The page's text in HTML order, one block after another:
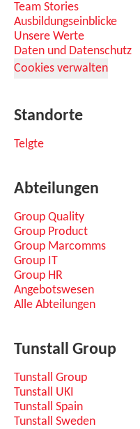
Team Stories
Ausbildungseinblicke
Unsere Werte
Daten und Datenschutz
Cookies verwalten
Standorte
Telgte
Abteilungen
Group Quality
Group Product
Group Marcomms
Group IT
Group HR
Angebotswesen
Alle Abteilungen
Tunstall Group
Tunstall Group
Tunstall UKI
Tunstall Spain
Tunstall Sweden